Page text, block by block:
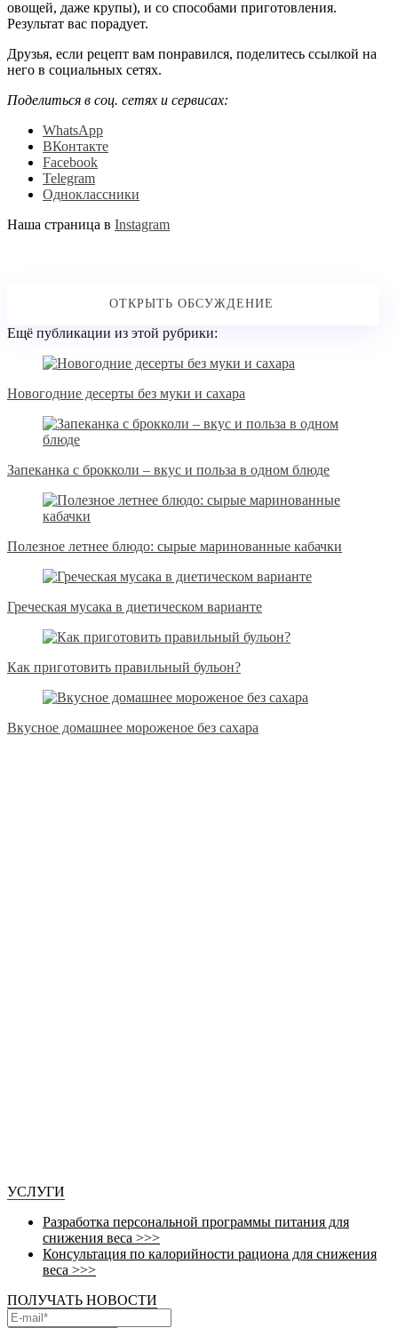
овощей, даже крупы), и со способами приготовления.
Результат вас порадует.
Друзья, если рецепт вам понравился, поделитесь ссылкой на
него в социальных сетях.
Поделиться в соц. сетях и сервисах:
WhatsApp
ВКонтакте
Facebook
Telegram
Одноклассники
Наша страница в Instagram
Ещё публикации из этой рубрики:
Новогодние десерты без муки и сахара
Запеканка с брокколи – вкус и польза в одном блюде
Полезное летнее блюдо: сырые маринованные кабачки
Греческая мусака в диетическом варианте
Как приготовить правильный бульон?
Вкусное домашнее мороженое без сахара
УСЛУГИ
Разработка персональной программы питания для
снижения веса >>>
Консультация по калорийности рациона для снижения
веса >>>
ПОЛУЧАТЬ НОВОСТИ